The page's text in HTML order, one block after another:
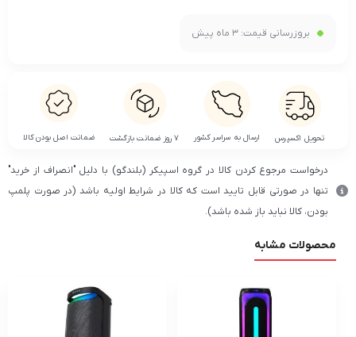
بروزرسانی قیمت: 3 ماه پیش
تحویل اکسپرس ارسال به سراسر کشور ۷ روز ضمانت بازگشت ضمانت اصل بودن کالا
درخواست مرجوع کردن کالا در گروه اسپیکر (بلندگو) با دلیل "انصراف از خرید"
تنها در صورتی قابل تایید است که کالا در شرایط اولیه باشد (در صورت پلمپ
بودن، کالا نباید باز شده باشد).
محصولات مشابه